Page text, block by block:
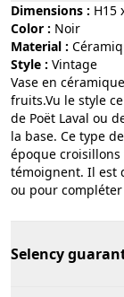
Dimensions : H15
Color :
noir
Material :
Style :
vintage
Vase en
fruits.Vu le style
de Poët Laval ou
la base. Ce type
époque
témoignent. Il est
ou pour
Selency